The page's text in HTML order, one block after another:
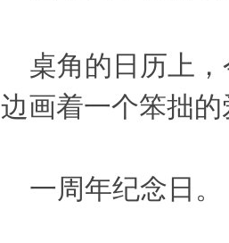
桌角的日历上，
边画着一个笨拙
一周年纪念日。